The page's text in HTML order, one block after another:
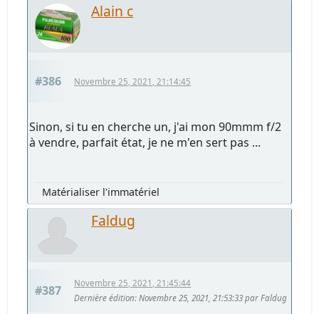
Alain c
#386 Novembre 25, 2021, 21:14:45
Sinon, si tu en cherche un, j'ai mon 90mmm f/2
à vendre, parfait état, je ne m'en sert pas ...
Matérialiser l'immatériel
Faldug
#387
Novembre 25, 2021, 21:45:44
Dernière édition: Novembre 25, 2021, 21:53:33 par Faldug